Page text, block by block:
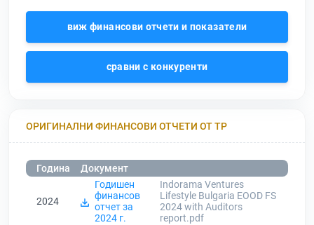
виж финансови отчети и показатели
сравни с конкуренти
ОРИГИНАЛНИ ФИНАНСОВИ ОТЧЕТИ ОТ ТР
Година Документ
2024
Годишен
финансов
отчет за
2024 г.
Indorama Ventures
Lifestyle Bulgaria EOOD FS
2024 with Auditors
report.pdf